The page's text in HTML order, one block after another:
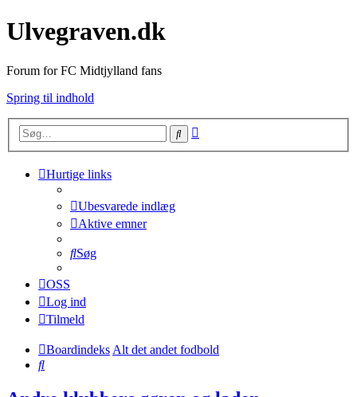
Ulvegraven.dk
Forum for FC Midtjylland fans
Spring til indhold
Søg
Hurtige links
Ubesvarede indlæg
Aktive emner
Søg
OSS
Log ind
Tilmeld
BoardindeksAlt det andet fodbold
Søg